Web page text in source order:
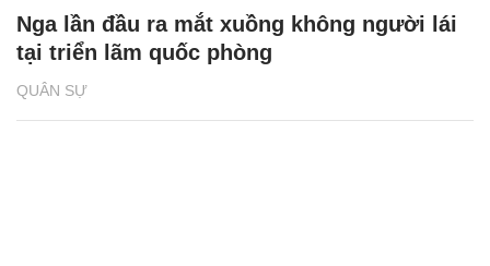
QUÂN SỰ
Nga lần đầu ra mắt xuồng không người lái
tại triển lãm quốc phòng